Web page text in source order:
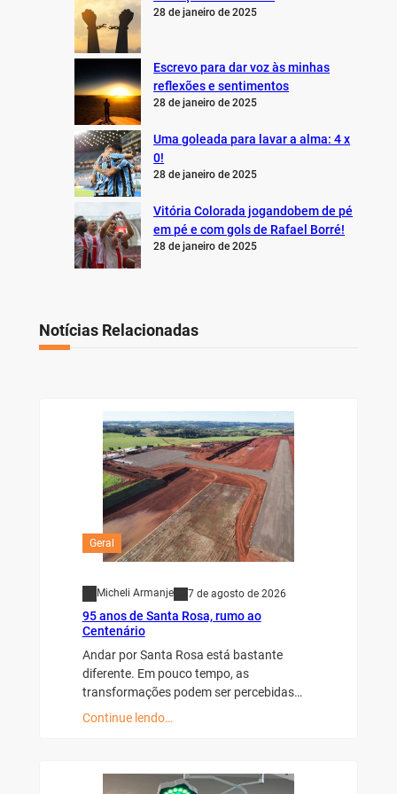
28 de janeiro de 2025
Escrevo para dar voz às minhas
reflexões e sentimentos
28 de janeiro de 2025
Uma goleada para lavar a alma: 4 x
0!
28 de janeiro de 2025
Vitória Colorada jogandobem de pé
em pé e com gols de Rafael Borré!
28 de janeiro de 2025
Notícias Relacionadas
Geral
Micheli Armanje 7 de agosto de 2026
95 anos de Santa Rosa, rumo ao
Centenário
Andar por Santa Rosa está bastante
diferente. Em pouco tempo, as
transformações podem ser percebidas…
Continue lendo…